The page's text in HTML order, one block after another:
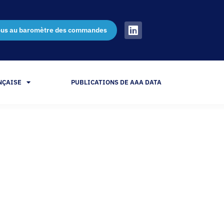
au baromètre des commandes
PUBLICATIONS DE AAA DATA